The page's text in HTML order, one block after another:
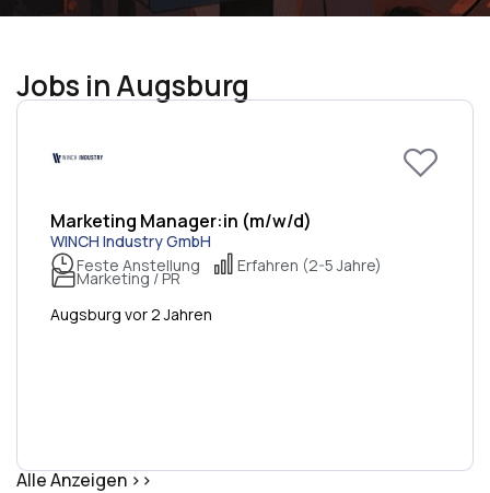
Jobs in Augsburg
Marketing Manager:in (m/w/d)
WINCH Industry GmbH
Feste Anstellung
Erfahren (2-5 Jahre)
Marketing / PR
Augsburg vor 2 Jahren
Alle Anzeigen >>